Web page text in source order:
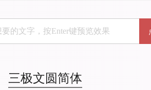
三极文圆简体